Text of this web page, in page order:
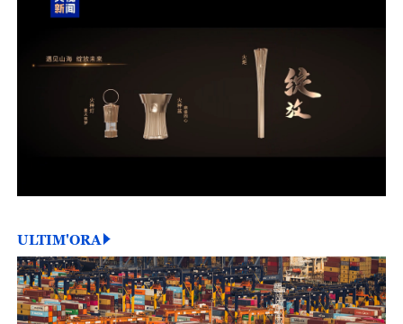
ULTIM'ORA